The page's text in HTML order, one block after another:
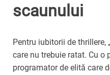
scaunului
Pentru iubitorii de thrillere,
care nu trebuie ratat. Cu o
programator de elită care